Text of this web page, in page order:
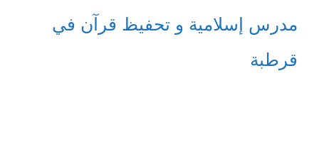
مدرس إسلامية و تحفيظ قرآن في
قرطبة